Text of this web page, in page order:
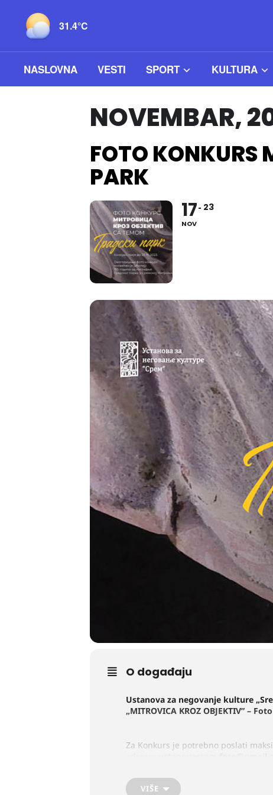
31.4°C
NASLOVNA VESTI SPORT KULTURA
NOVEMBAR,
FOTO KONKURS
PARK
17
NOV
23
O događaju
Ustanova za negovanje kulture
„MITROVICA KROZ OBJEKTIV” –
Za Konkurs je potrebno poslati
Kao i prethodnih godina fotografije
VIŠE